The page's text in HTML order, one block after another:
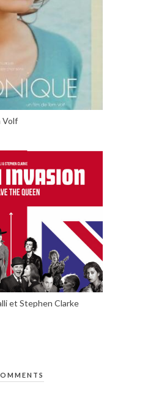
Volf
et Stephen Clarke